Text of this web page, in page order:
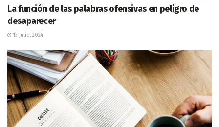
La función de las palabras ofensivas en peligro de
desaparecer
13 julio, 2024